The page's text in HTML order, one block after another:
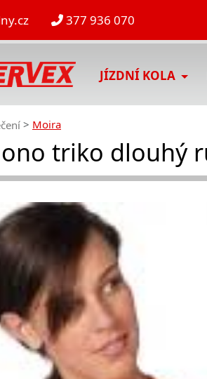
377 936 070
JÍZDNÍ KOLA
Moira
triko dlouhý